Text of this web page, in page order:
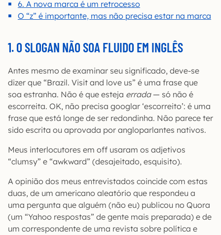
6. A nova marca é um retrocesso
O “z” é importante, mas não precisa estar na marca
1. O SLOGAN NÃO SOA FLUIDO EM INGLÊS
Antes mesmo de examinar seu significado, deve-se
dizer que “Brazil. Visit and love us” é uma frase que
soa estranha. Não é que esteja errada— só não é
escorreita. OK, não precisa googlar ‘escorreito’: é uma
frase que está longe de ser redondinha. Não parece ter
sido escrita ou aprovada por angloparlantes nativos.
Meus interlocutores em off usaram os adjetivos
“clumsy” e “awkward” (desajeitado, esquisito).
A opinião dos meus entrevistados coincide com estas
duas, de um americano aleatório que respondeu a
uma pergunta que alguém (não eu) publicou no Quora
(um “Yahoo respostas” de gente mais preparada) e de
um correspondente de uma revista sobre política e